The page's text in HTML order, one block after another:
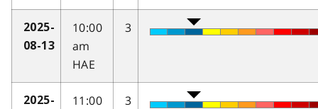
2025-
08-13
10:00
am
HAE
3
2025-
11:00
3